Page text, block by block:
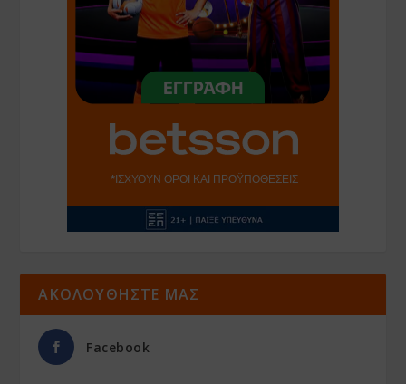
ΑΚΟΛΟΥΘΗΣΤΕ ΜΑΣ
Facebook